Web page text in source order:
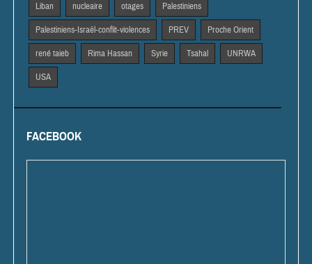
Liban nucleaire otages Palestiniens
Palestiniens-Israël-conflit-violences PREV Proche Orient
rené taieb Rima Hassan Syrie Tsahal UNRWA
USA
FACEBOOK